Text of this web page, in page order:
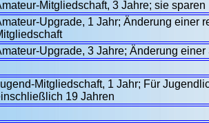
Mitgliedschaft, 3 Jahre; sie sparen
Upgrade, 1 Jahr; Änderung einer
Upgrade, 3 Jahre; Änderung
Mitgliedschaft, 1 Jahr; Für
19 Jahren